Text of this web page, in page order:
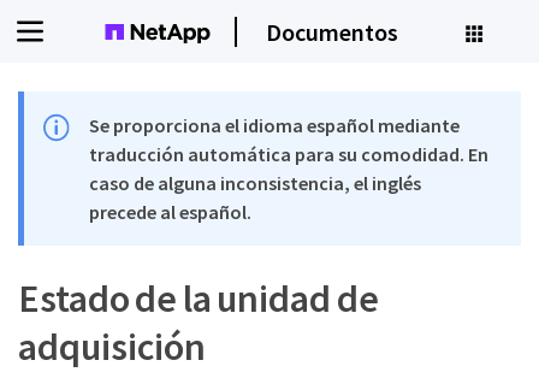
Documentos
Se proporciona el idioma español mediante
traducción automática para su comodidad. En
caso de alguna inconsistencia, el inglés
precede al español.
Estado de la unidad de
adquisición